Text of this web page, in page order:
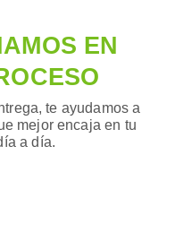
EN
te ayudamos a
mejor encaja en tu
a día.